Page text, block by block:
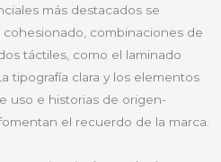
más destacados se
combinaciones de
táctiles, como el laminado
tipografía clara y los elementos
uso e historias de origen-
el recuerdo de la marca.